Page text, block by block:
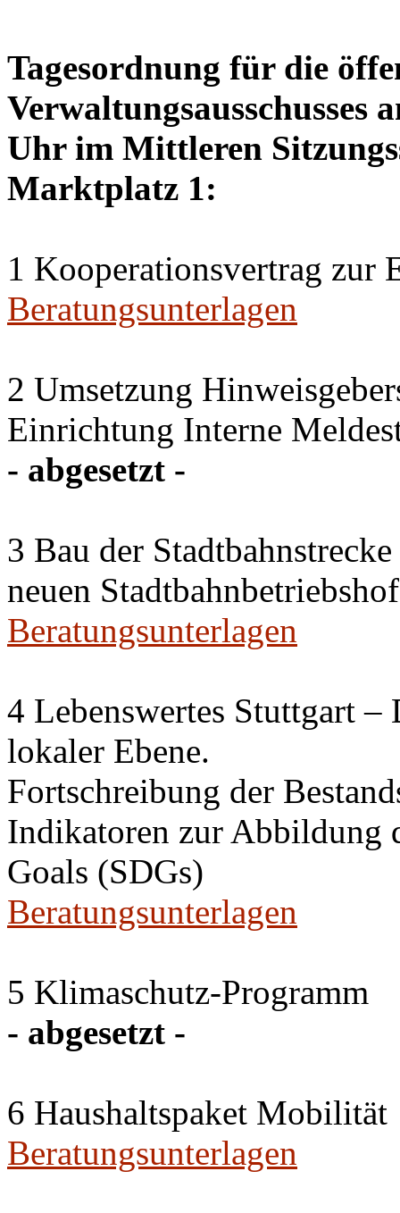
Tagesordnung für die
Verwaltungsausschusses
Uhr im Mittleren
Marktplatz 1:
1 Kooperationsvertrag zur
Beratungsunterlagen
2 Umsetzung
Einrichtung Interne
- abgesetzt -
3 Bau der
neuen
Beratungsunterlagen
4 Lebenswertes Stuttgart
lokaler Ebene.
Fortschreibung der
Indikatoren zur Abbildung
Goals (SDGs)
Beratungsunterlagen
5 Klimaschutz-Programm
- abgesetzt -
6 Haushaltspaket Mobilität
Beratungsunterlagen